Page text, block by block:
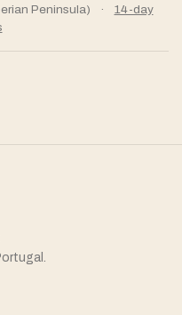
Peninsula) ·
14-day